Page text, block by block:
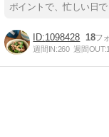
ポイントで、忙しい日
1098428 18
週間IN:260 週間OUT: